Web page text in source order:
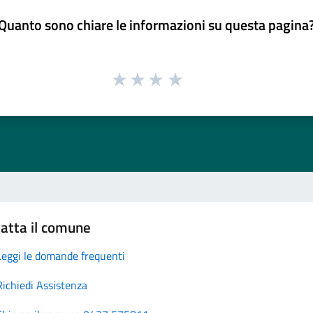
sono chiare le informazioni su questa
il comune
le domande frequenti
Assistenza